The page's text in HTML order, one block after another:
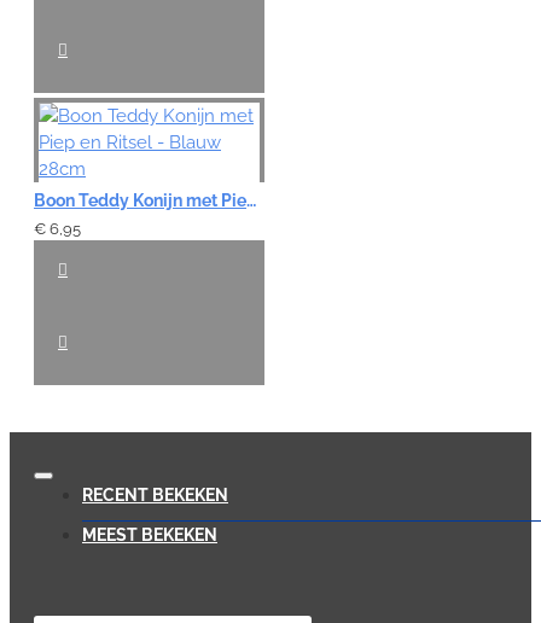
Boon Teddy Konijn met Piep en Ritsel - Blauw 28cm
€ 6,95
RECENT BEKEKEN
MEEST BEKEKEN